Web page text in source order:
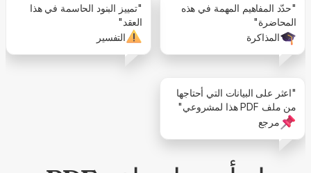
"حدّد المفاهيم المهمة في هذه
المحاضرة"
المذاكرة
"تمييز البنود الحاسمة في هذا
العقد"
التفسير
"اعثر على البيانات التي أحتاجها
من ملف PDF هذا لمشروعي"
مرجع